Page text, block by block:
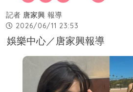
記者 唐家興 報導
2026/06/11 23:53
娛樂中心／唐家興報導